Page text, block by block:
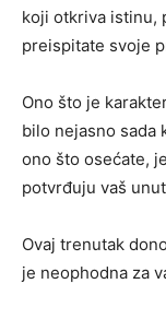
koji otkriva istinu,
preispitate svoje
Ono što je
bilo nejasno sada
ono što osećate,
potvrđuju vaš
Ovaj trenutak
je neophodna za